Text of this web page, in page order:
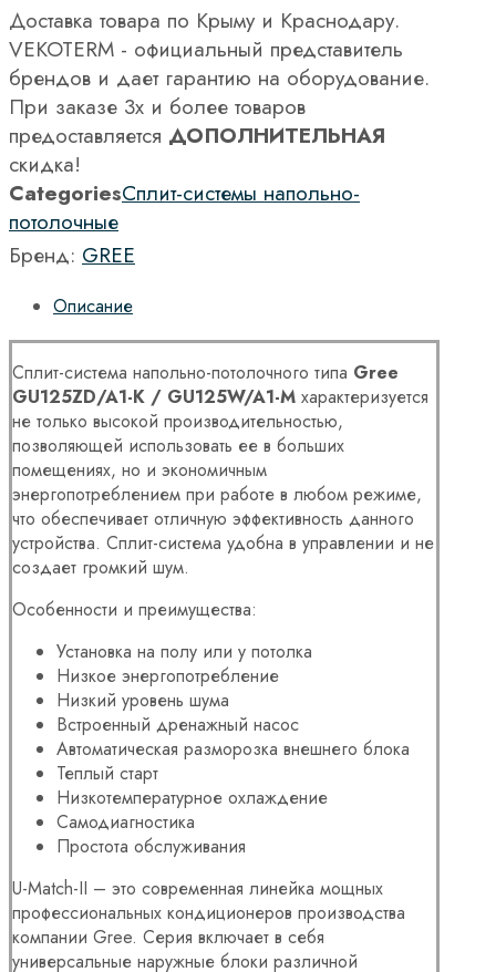
Доставка товара по Крыму и Краснодару.
VEKOTERM - официальный представитель
брендов и дает гарантию на оборудование.
При заказе 3х и более товаров
предоставляется ДОПОЛНИТЕЛЬНАЯ
скидка!
CategoriesСплит-системы напольно-
потолочные
Бренд: GREE
Описание
Сплит-система напольно-потолочного типа Gree
GU125ZD/A1-K / GU125W/A1-M характеризуется
не только высокой производительностью,
позволяющей использовать ее в больших
помещениях, но и экономичным
энергопотреблением при работе в любом режиме,
что обеспечивает отличную эффективность данного
устройства. Сплит-система удобна в управлении и не
создает громкий шум.
Особенности и преимущества:
Установка на полу или у потолка
Низкое энергопотребление
Низкий уровень шума
Встроенный дренажный насос
Автоматическая разморозка внешнего блока
Теплый старт
Низкотемпературное охлаждение
Самодиагностика
Простота обслуживания
U-Match-II – это современная линейка мощных
профессиональных кондиционеров производства
компании Gree. Серия включает в себя
универсальные наружные блоки различной